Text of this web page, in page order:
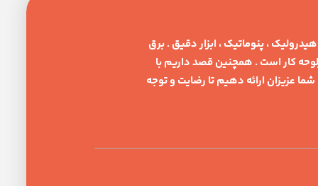
، پنوماتیک ، ابزار دقیق . برق
کار است . همچنین قصد داریم با
عزیزان ارائه دهیم تا رضایت و توجه